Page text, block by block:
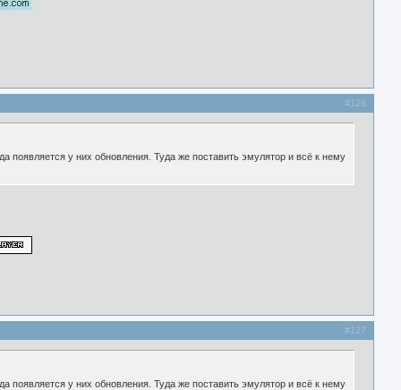
#126
появляется у них обновления. Туда же поставить эмулятор и всё к нему
#127
появляется у них обновления. Туда же поставить эмулятор и всё к нему